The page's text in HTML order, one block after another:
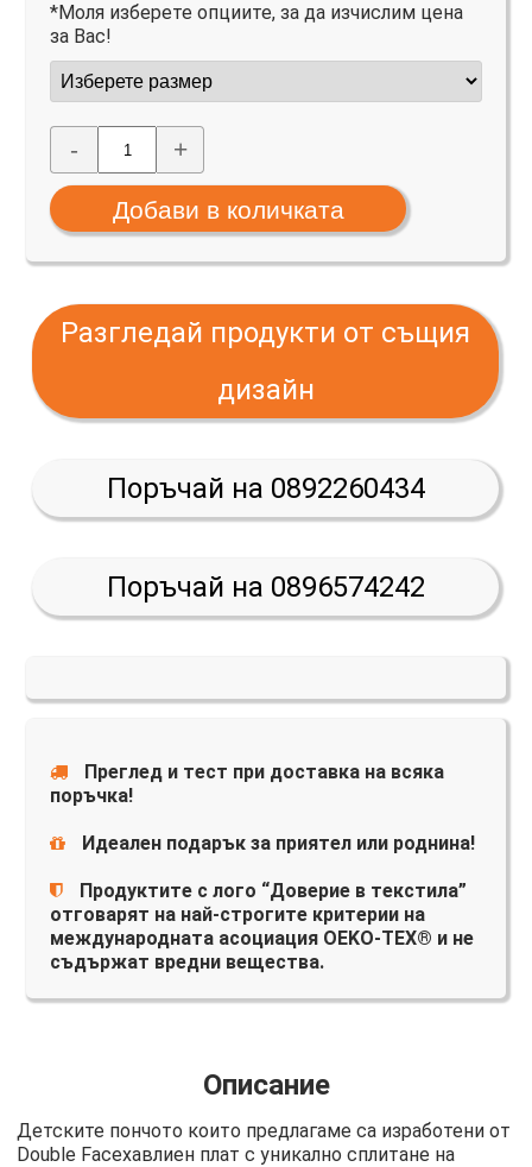
*Моля изберете опциите, за да изчислим цена
за Вас!
- +
Разгледай продукти от същия
дизайн
Поръчай на 0892260434
Поръчай на 0896574242
Преглед и тест при доставка на всяка
поръчка!
Идеален подарък за приятел или роднина!
Продуктите с лого “Доверие в текстила”
отговарят на най-строгите критерии на
международната асоциация OEKO-TEX® и не
съдържат вредни вещества.
Описание
Детските пончото които предлагаме са изработени от
Double Faceхавлиен плат с уникално сплитане на